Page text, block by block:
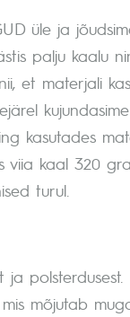
üle ja
palju kaalu
et materjali
kasutades
viia kaal 320
turul.
ja
mõjutab